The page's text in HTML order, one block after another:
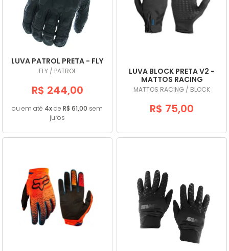
A - Z
LUVA PATROL PRETA - FLY
FLY / PATROL
R$ 244,00
ou em até 4xde R$ 61,00 sem
juros
LUVA BLOCK PRETA V2 -
MATTOS RACING
MATTOS RACING / BLOCK
R$ 75,00